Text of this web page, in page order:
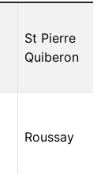
St Pierre
Quiberon
Roussay